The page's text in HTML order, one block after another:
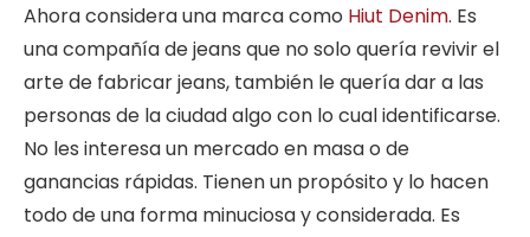
Ahora considera una marca como Hiut Denim. Es
una compañía de jeans que no solo quería revivir el
arte de fabricar jeans, también le quería dar a las
personas de la ciudad algo con lo cual identificarse.
No les interesa un mercado en masa o de
ganancias rápidas. Tienen un propósito y lo hacen
todo de una forma minuciosa y considerada. Es